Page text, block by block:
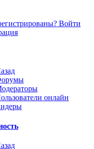
Войти
онлайн